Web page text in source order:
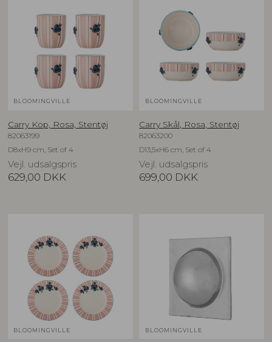
BLOOMINGVILLE
Carry Kop, Rosa, Stentøj
82063199
D8xH9 cm, Set of 4
Vejl. udsalgspris
629,00 DKK
BLOOMINGVILLE
Carry Skål, Rosa, Stentøj
82063200
D13,5xH6 cm, Set of 4
Vejl. udsalgspris
699,00 DKK
BLOOMINGVILLE BLOOMINGVILLE